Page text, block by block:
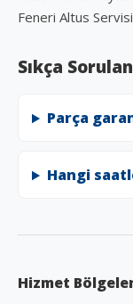
Feneri Altus
Sıkça
Parça
Hangi
Hizmet